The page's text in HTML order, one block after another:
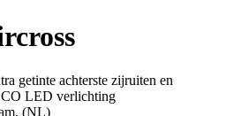
getinte achterste zijruiten en
LED verlichting
(NL)